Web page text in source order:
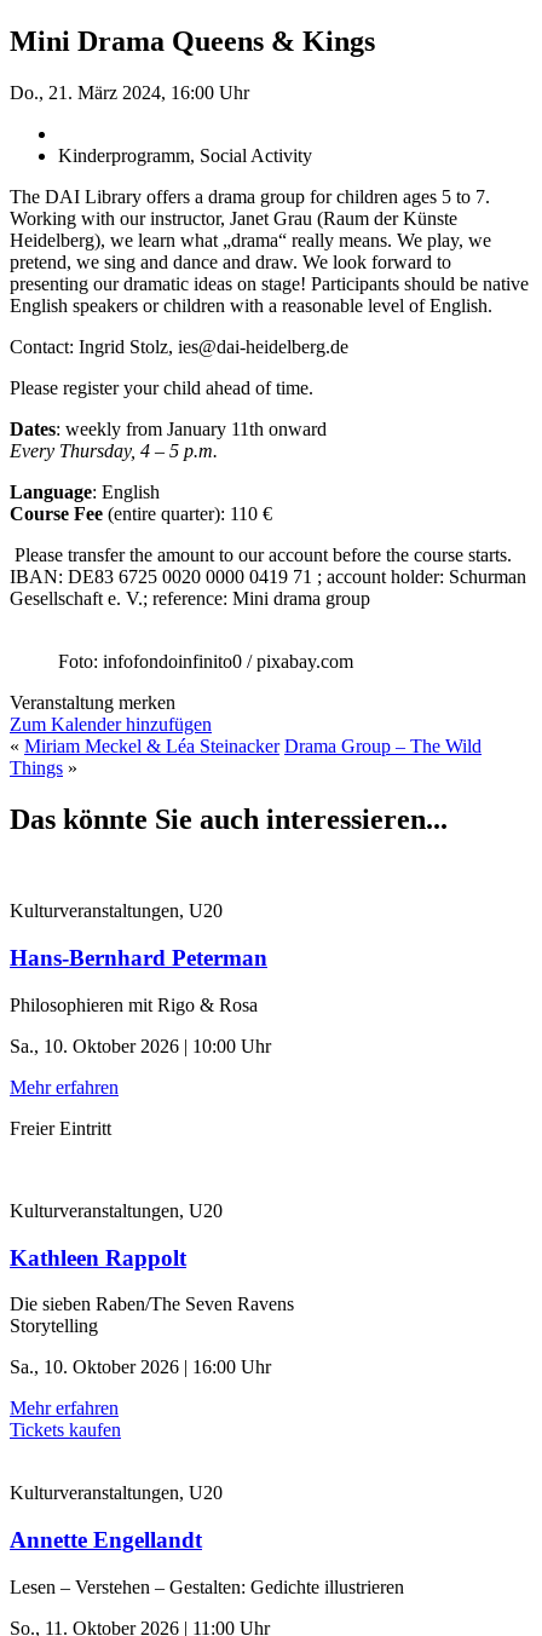
Mini Drama Queens & Kings
Do., 21. März 2024, 16:00 Uhr
Kinderprogramm, Social Activity
The DAI Library offers a drama group for children ages 5 to 7.
Working with our instructor, Janet Grau (Raum der Künste
Heidelberg), we learn what „drama“ really means. We play, we
pretend, we sing and dance and draw. We look forward to
presenting our dramatic ideas on stage! Participants should be native
English speakers or children with a reasonable level of English.
Contact: Ingrid Stolz, ies@dai-heidelberg.de
Please register your child ahead of time.
Dates: weekly from January 11th onward
Every Thursday, 4 – 5 p.m.
Language: English
Course Fee (entire quarter): 110 €
Please transfer the amount to our account before the course starts.
IBAN: DE83 6725 0020 0000 0419 71 ; account holder: Schurman
Gesellschaft e. V.; reference: Mini drama group
Foto: infofondoinfinito0 / pixabay.com
Veranstaltung merken
Zum Kalender hinzufügen
« Miriam Meckel & Léa Steinacker Drama Group – The Wild
Things »
Das könnte Sie auch interessieren...
Kulturveranstaltungen, U20
Hans-Bernhard Peterman
Philosophieren mit Rigo & Rosa
Sa., 10. Oktober 2026 | 10:00 Uhr
Mehr erfahren
Freier Eintritt
Kulturveranstaltungen, U20
Kathleen Rappolt
Die sieben Raben/The Seven Ravens
Storytelling
Sa., 10. Oktober 2026 | 16:00 Uhr
Mehr erfahren
Tickets kaufen
Kulturveranstaltungen, U20
Annette Engellandt
Lesen – Verstehen – Gestalten: Gedichte illustrieren
So., 11. Oktober 2026 | 11:00 Uhr